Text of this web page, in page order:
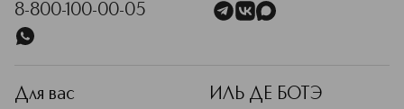
8-800-100-00-05
Для вас ИЛЬ ДЕ БОТЭ